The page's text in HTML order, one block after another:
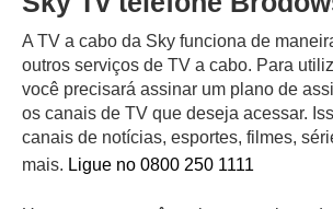
A TV a cabo da Sky funciona de
outros serviços de TV a cabo. Para
você precisará assinar um plano de
os canais de TV que deseja acessar.
canais de notícias, esportes, filmes,
mais. Ligue no 0800 250 1111